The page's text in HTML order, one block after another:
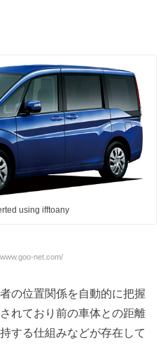
using ifftoany
net.com/
の位置関係を自動的に把握
れており前の車体との距離
する仕組みなどが存在して